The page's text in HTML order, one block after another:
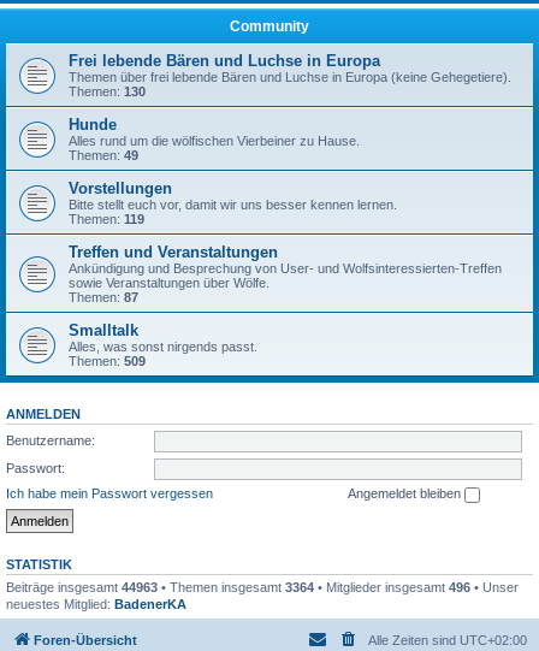
Community
Frei lebende Bären und Luchse in Europa
Themen über frei lebende Bären und Luchse in Europa (keine Gehegetiere).
Themen: 130
Hunde
Alles rund um die wölfischen Vierbeiner zu Hause.
Themen: 49
Vorstellungen
Bitte stellt euch vor, damit wir uns besser kennen lernen.
Themen: 119
Treffen und Veranstaltungen
Ankündigung und Besprechung von User- und Wolfsinteressierten-Treffen
sowie Veranstaltungen über Wölfe.
Themen: 87
Smalltalk
Alles, was sonst nirgends passt.
Themen: 509
ANMELDEN
Benutzername:
Passwort:
Ich habe mein Passwort vergessen
Angemeldet bleiben
STATISTIK
Beiträge insgesamt 44963 • Themen insgesamt 3364 • Mitglieder insgesamt 496 • Unser
neuestes Mitglied: BadenerKA
Foren-Übersicht Alle Zeiten sind UTC+02:00